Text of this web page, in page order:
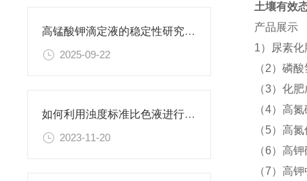
高锰酸钾滴定液的稳定性研究与保存条件优化
2025-09-22
如何利用浊度标准比色液进行水体生态系统的研究？
2023-11-20
土壤有效
产品展示
1）尿素
（2）磷
（3）
（4）高
（5）高
（6）高
（7）高